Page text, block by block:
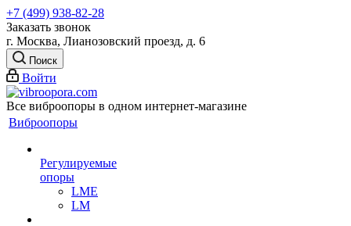
+7 (499) 938-82-28
Заказать звонок
г. Москва, Лианозовский проезд, д. 6
Поиск
Войти
Все виброопоры в одном интернет-магазине
Виброопоры
Регулируемые
опоры
LME
LM